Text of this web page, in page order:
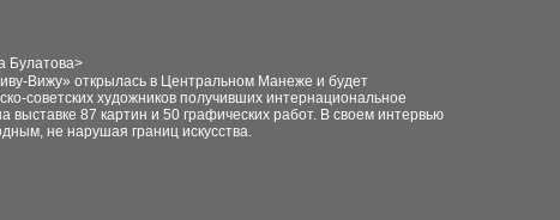
Булатова>
Вижу» открылась в Центральном Манеже и будет
советских художников получивших интернациональное
87 картин и 50 графических работ. В своем интервью
не нарушая границ искусства.